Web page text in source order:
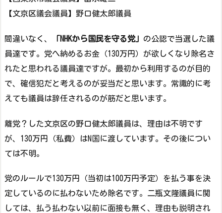
【文京区議会議員】野口健太郎議員
間違いなく、 「NHKから国民を守る党」 の公認で当選した議
員達です。党へ納めるお金（130万円）が欲しくなり除名さ
れたと思われる議員達ですが。最初から利用するのが目的
で、確信犯だと考えるのが妥当だと思います。常識的に考
えても議員は辞任されるのが筋だと思います。
離党？した文京区の野口健太郎議員は、理由は不明です
が、130万円（私費）はN国に渡しています。その後につい
ては不明。
党のルールで130万円（当初は100万円予定）を払う事を決
定しているのに払わないため除名です。二瓶文隆議員に関
しては、払う払わない以前に面接も無く、理由も説明され